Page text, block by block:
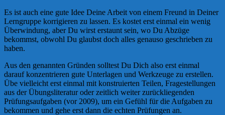
Es ist auch eine gute Idee Deine Arbeit von einem Freund in Deiner
Lerngruppe korrigieren zu lassen. Es kostet erst einmal ein wenig
Überwindung, aber Du wirst erstaunt sein, wo Du Abzüge
bekommst, obwohl Du glaubst doch alles genauso geschrieben zu
haben.
Aus den genannten Gründen solltest Du Dich also erst einmal
darauf konzentrieren gute Unterlagen und Werkzeuge zu erstellen.
Übe vielleicht erst einmal mit konstruierten Teilen, Fragestellungen
aus der Übungsliteratur oder zeitlich weiter zurückliegenden
Prüfungsaufgaben (vor 2009), um ein Gefühl für die Aufgaben zu
bekommen und gehe erst dann die echten Prüfungen an.